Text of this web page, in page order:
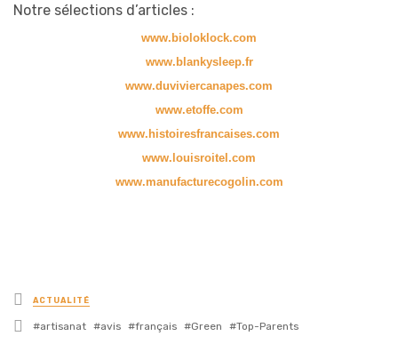
Notre sélections d’articles :
www.bioloklock.com
www.blankysleep.fr
www.duviviercanapes.com
www.etoffe.com
www.histoiresfrancaises.com
www.louisroitel.com
www.manufacturecogolin.com
Posted
in
ACTUALITÉ
Tagged
artisanat avis français Green Top-Parents